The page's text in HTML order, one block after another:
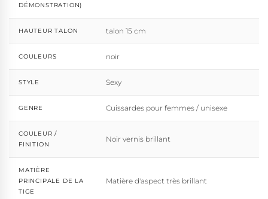
DÉMONSTRATION)
HAUTEUR TALON talon 15 cm
COULEURS noir
STYLE Sexy
GENRE Cuissardes pour femmes / unisexe
COULEUR /
FINITION
Noir vernis brillant
MATIÈRE
PRINCIPALE DE LA
TIGE
Matière d'aspect très brillant